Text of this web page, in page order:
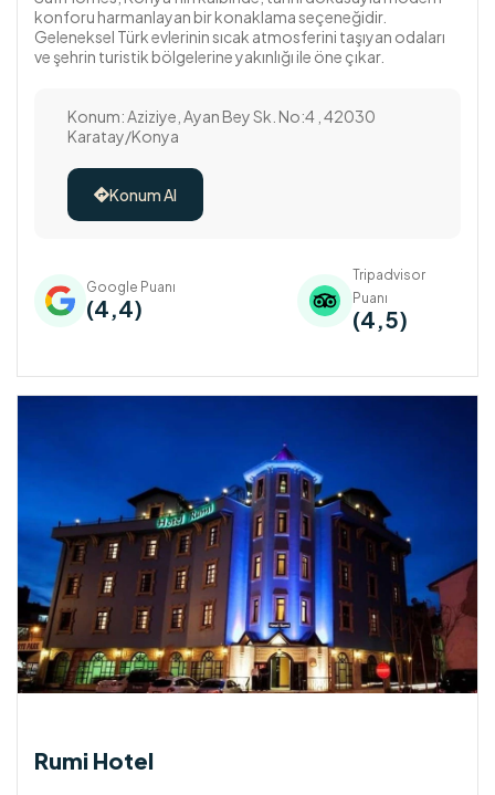
konforu harmanlayan bir konaklama seçeneğidir.
Geleneksel Türk evlerinin sıcak atmosferini taşıyan odaları
ve şehrin turistik bölgelerine yakınlığı ile öne çıkar.
Konum: Aziziye, Ayan Bey Sk. No:4 , 42030
Karatay/Konya
Konum Al
Google Puanı
(4,4)
Tripadvisor
Puanı
(4,5)
Rumi Hotel